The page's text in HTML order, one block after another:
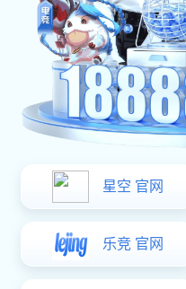
星空真人>产品中心>铰链合页
同类推荐
HT3124左右之分铰链
￥18.00